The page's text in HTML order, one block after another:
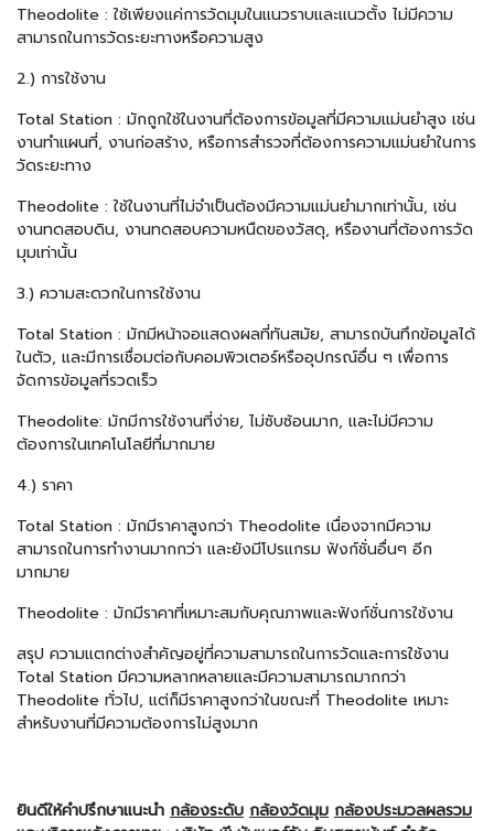
Theodolite : ใช้เพียงแค่การวัดมุมในแนวราบและแนวตั้ง ไม่มีความ
สามารถในการวัดระยะทางหรือความสูง
2.) การใช้งาน
Total Station : มักถูกใช้ในงานที่ต้องการข้อมูลที่มีความแม่นยำสูง เช่น
งานทำแผนที่, งานก่อสร้าง, หรือการสำรวจที่ต้องการความแม่นยำในการ
วัดระยะทาง
Theodolite : ใช้ในงานที่ไม่จำเป็นต้องมีความแม่นยำมากเท่านั้น, เช่น
งานทดสอบดิน, งานทดสอบความหนืดของวัสดุ, หรืองานที่ต้องการวัด
มุมเท่านั้น
3.) ความสะดวกในการใช้งาน
Total Station : มักมีหน้าจอแสดงผลที่ทันสมัย, สามารถบันทึกข้อมูลได้
ในตัว, และมีการเชื่อมต่อกับคอมพิวเตอร์หรืออุปกรณ์อื่น ๆ เพื่อการ
จัดการข้อมูลที่รวดเร็ว
Theodolite: มักมีการใช้งานที่ง่าย, ไม่ซับซ้อนมาก, และไม่มีความ
ต้องการในเทคโนโลยีที่มากมาย
4.) ราคา
Total Station : มักมีราคาสูงกว่า Theodolite เนื่องจากมีความ
สามารถในการทำงานมากกว่า และยังมีโปรแกรม ฟังก์ชั่นอื่นๆ อีก
มากมาย
Theodolite : มักมีราคาที่เหมาะสมกับคุณภาพและฟังก์ชั่นการใช้งาน
สรุป ความแตกต่างสำคัญอยู่ที่ความสามารถในการวัดและการใช้งาน
Total Station มีความหลากหลายและมีความสามารถมากกว่า
Theodolite ทั่วไป, แต่ก็มีราคาสูงกว่าในขณะที่ Theodolite เหมาะ
สำหรับงานที่มีความต้องการไม่สูงมาก
ยินดีให้คำปรึกษาแนะนำ กล้องระดับ กล้องวัดมุม กล้องประมวลผลรวม